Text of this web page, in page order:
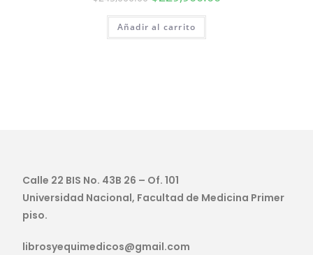
Añadir al carrito
Calle 22 BIS No. 43B 26 – Of. 101
Universidad Nacional, Facultad de Medicina Primer
piso.
librosyequimedicos@gmail.com